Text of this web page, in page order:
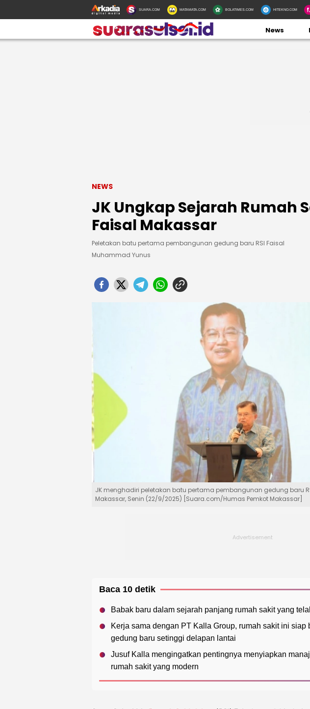
SUARA.COM MATAMATA.COM BOLATIMES.COM HITEKNO.COM
News
NEWS
JK Ungkap Sejarah Rumah
Faisal Makassar
Peletakan batu pertama pembangunan gedung baru RSI Faisal
Muhammad Yunus
JK menghadiri peletakan batu pertama pembangunan gedung baru
Makassar, Senin (22/9/2025) [Suara.com/Humas Pemkot Makassar]
Baca 10 detik
Babak baru dalam sejarah panjang rumah sakit yang
Kerja sama dengan PT Kalla Group, rumah sakit ini siap
gedung baru setinggi delapan lantai
Jusuf Kalla mengingatkan pentingnya menyiapkan
rumah sakit yang modern